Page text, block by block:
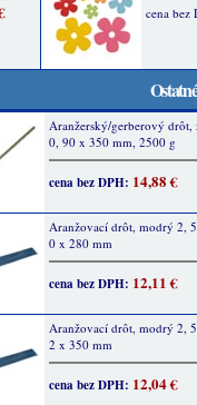
Aranžerský/gerberový drôt,
0, 90 x 350 mm, 2500 g
cena bez DPH: 14,88 €
Aranžovací drôt, modrý 2,
0 x 280 mm
cena bez DPH: 12,11 €
Aranžovací drôt, modrý 2,
2 x 350 mm
cena bez DPH: 12,04 €